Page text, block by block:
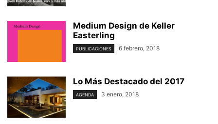
Medium Design de Keller
Easterling
PUBLICACIONES 6 febrero, 2018
Lo Más Destacado del 2017
AGENDA 3 enero, 2018